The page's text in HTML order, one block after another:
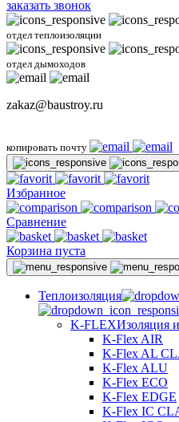
заказать звонок
отдел теплоизоляции
отдел дымоходов
zakaz@baustroy.ru
копировать почту
Избранное
Сравнение
Корзина пуста
Теплоизоляция
K-FLEXИзоляция
K-Flex AIR
K-Flex AL
K-Flex ALU
K-Flex ECO
K-Flex EDGE
K-Flex IC